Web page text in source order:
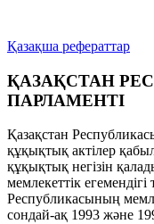
Қазақша рефераттар
ҚАЗАҚСТАН
ПАРЛАМЕНТІ
Қазақстан
құқықтық актілер
құқықтық негізін
мемлекеттік
Республикасының
сондай-ақ 1993 және